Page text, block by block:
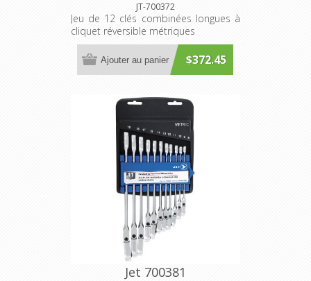
JT-700372
Jeu de 12 clés combinées longues à
cliquet réversible métriques
$372.45
Ajouter au panier
Jet 700381